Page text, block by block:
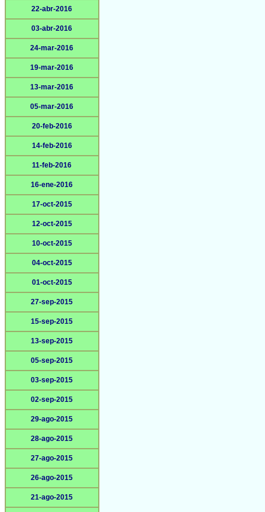
22-abr-2016
03-abr-2016
24-mar-2016
19-mar-2016
13-mar-2016
05-mar-2016
20-feb-2016
14-feb-2016
11-feb-2016
16-ene-2016
17-oct-2015
12-oct-2015
10-oct-2015
04-oct-2015
01-oct-2015
27-sep-2015
15-sep-2015
13-sep-2015
05-sep-2015
03-sep-2015
02-sep-2015
29-ago-2015
28-ago-2015
27-ago-2015
26-ago-2015
21-ago-2015